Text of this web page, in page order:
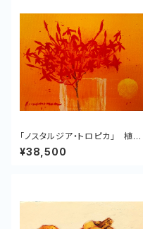
「ノスタルジア・トロピカ」 植村
友哉 キャンバス、アクリル
¥38,500